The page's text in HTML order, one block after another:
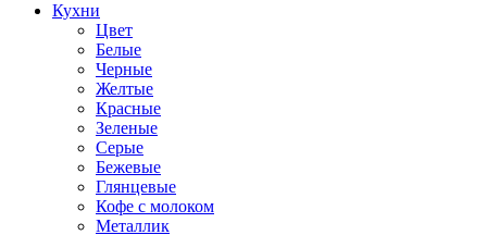
Кухни
Цвет
Белые
Черные
Желтые
Красные
Зеленые
Серые
Бежевые
Глянцевые
Кофе с молоком
Металлик